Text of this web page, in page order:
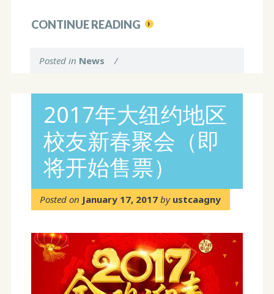
CONTINUE READING
Posted in News /
2017年大纽约地区
校友新春聚会（即
将开始售票）
Posted on January 17, 2017 by ustcaagny